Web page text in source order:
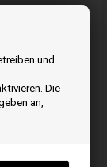
und
Die
an,
E-Mail